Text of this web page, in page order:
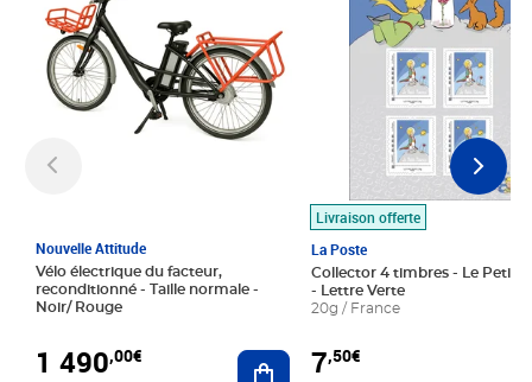
Nouvelle Attitude
Vélo électrique du facteur,
reconditionné - Taille normale -
Noir/ Rouge
1 490,00€ Ajouter au panier
Livraison offerte
La Poste
Collector 4 timbres - Le Petit
- Lettre Verte
20g / France
7,50€